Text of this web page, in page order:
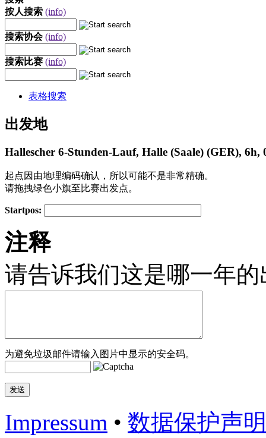
按人搜索 (info)
搜索协会 (info)
搜索比赛 (info)
表格搜索
出发地
Hallescher 6-Stunden-Lauf, Halle (Saale) (GER), 6h,
起点因由地理编码确认，所以可能不是非常精确。
请拖拽绿色小旗至比赛出发点。
−
Startpos:
注释
请告诉我们这是哪一年
为避免垃圾邮件请输入图片中显示的安全码。
Impressum • 数据​保护​声明